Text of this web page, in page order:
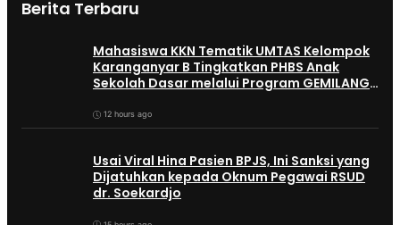
Berita Terbaru
Mahasiswa KKN Tematik UMTAS Kelompok
Karanganyar B Tingkatkan PHBS Anak
Sekolah Dasar melalui Program GEMILANG
12 hours ago
Usai Viral Hina Pasien BPJS, Ini Sanksi yang
Dijatuhkan kepada Oknum Pegawai RSUD
dr. Soekardjo